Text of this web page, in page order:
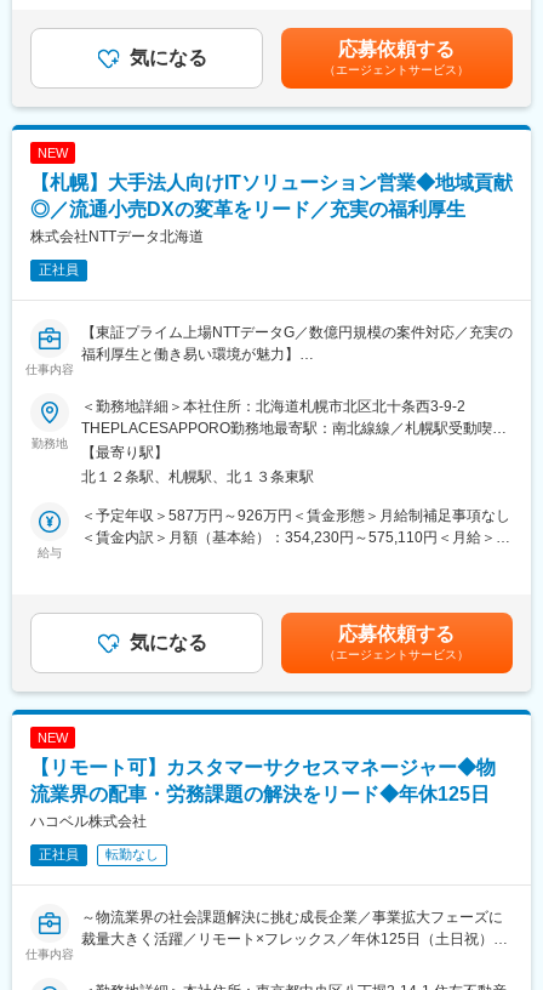
き、以来60年以上にわたりシステムインテグレーターとして顧客
課題を解決し、社会や産業を支えるシステムを構築してきまし
た。 この経験と実績をバックボーンに、業種・業態の垣根を越
なり、顧客・パートナーと共に、社会を豊かにする新しい価値と
・直販およびパートナー営業
・既存顧客および新規顧客への営業
※キャリア形成を鑑み、営業スタイル、担当市場、ご経験やご志向
・サービス（設計・構築、リモート監視、SASEなど）
◇販売先：
官公庁、文教、医療、通信、製造、自治体等
◇特徴：
1人提案フェーズ10件、深耕案件20件ほどを平均担当します。プ
リセールスやテクニカルサポートなどの営業支援技術部隊が充実
■組織構成：20代から40代までの営業メンバーが多数在籍。半数
以上が中途採用者で、相談しやすく明るい社風が特徴です。
■ポジションの魅力：各業種別のナレッジを習得してハイタッチ営
業活動を行うことで、顧客のDX推進に関わる提案が増えます。
顧客側の視点に立った提案ができるようになると、顧客リレーシ
海外拠点での製造にも日本の品質基準を定め、その品質の高さか
され表彰されています。
変更の範囲：会社の定める業務
給与詳細はスキル・経験を考慮し当社規定により決定します賃金
はあくまでも目安の金額であり、選考を通じて上下する可能性が
あります。月給(月額)は固定手当を含めた表記です。
気になる 応募依頼する
（エージェントサービス）
NEW
【札幌】大手法人向けITソリューション営業◆地域貢献
◎／流通小売DXの変革をリード／充実の福利厚生
株式会社NTTデータ北海道
正社員
仕事内容
【東証プライム上場NTTデータG／数億円規模の案件対応／充実の
福利厚生と働き易い環境が魅力】
■業務内容：
北海道の大手企業に対するコンサルティング提案、ITソリューシ
ョンの提案をお任せします。
1）お客様と密な関係性を構築し、コンセプトからシステム実装、
運用までを一気通貫で提案。
2）仮説課題を考え、検証していくコンサルティング型営業のスタ
イルになります。
3）流通・小売業界の顧客へのアカウント営業（1人あたり2～3社
※2026年4月に新設された部署となります。より北海道地域に根付
いて複合的な提案をするため、業種横断の組織に体制を変更・組
織を新設しております。
・流通小売り企業
・商業施設
・卸企業
（顧客例：ドラックストア、ホームセンター、コンビニエンスス
トア等）
す。
北海道地域の特性上、流通小売企業が盛んであり、当社としても
勤務地
＜勤務地詳細＞本社住所：北海道札幌市北区北十条西3-9-2
THEPLACESAPPORO勤務地最寄駅：南北線線／札幌駅受動喫煙
対策：屋内全面禁煙変更の範囲：会社の定める事業所
【最寄り駅】
北１２条駅、札幌駅、北１３条東駅
給与
＜予定年収＞587万円～926万円＜賃金形態＞月給制補足事項なし
＜賃金内訳＞月額（基本給）：354,230円～575,110円＜月給＞
に基づく昇給制度あり賃金はあくまでも目安の金額であり、選考
を通じて上下する可能性があります。月給(月額)は固定手当を含め
気になる 応募依頼する
（エージェントサービス）
NEW
【リモート可】カスタマーサクセスマネージャー◆物
流業界の配車・労務課題の解決をリード◆年休125日
ハコベル株式会社
正社員 転勤なし
仕事内容
～物流業界の社会課題解決に挑む成長企業／事業拡大フェーズに
裁量大きく活躍／リモート×フレックス／年休125日（土日祝）～
■業務内容